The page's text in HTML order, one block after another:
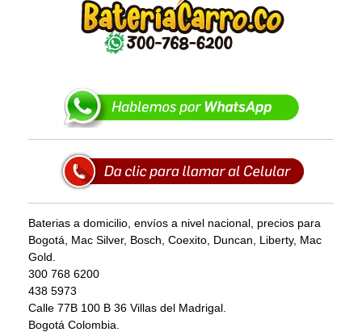
Baterias a domicilio, envíos a nivel nacional, precios para
Bogotá, Mac Silver, Bosch, Coexito, Duncan, Liberty, Mac
Gold.
300 768 6200
438 5973
Calle 77B 100 B 36 Villas del Madrigal.
Bogotá Colombia.